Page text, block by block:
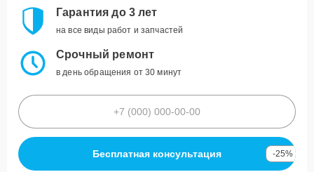
Гарантия до 3 лет
на все виды работ и запчастей
Срочный ремонт
в день обращения от 30 минут
Бесплатная консультация -25%